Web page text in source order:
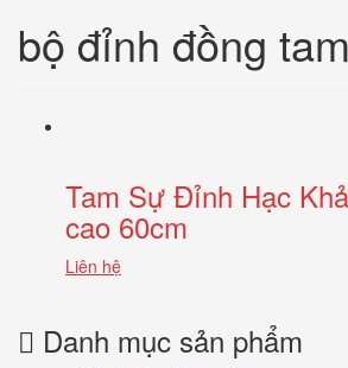
bộ đỉnh đồng
Tam Sự Đỉnh Hạc
cao 60cm
Liên hệ
Danh mục sản phẩm